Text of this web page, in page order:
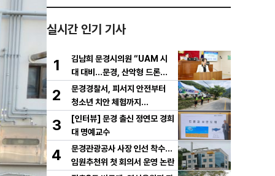
실시간 인기 기사
1
김남희 문경시의원 “UAM 시
대 대비…문경, 산악형 드론산
업 중심도시로 도약해야”
2
문경경찰서, 피서지 안전부터
청소년 치안 체험까지…
3
[인터뷰] 문경 출신 정연모 경희
대 명예교수
4
문경관광공사 사장 인선 착수…
임원추천위 첫 회의서 운영 논란